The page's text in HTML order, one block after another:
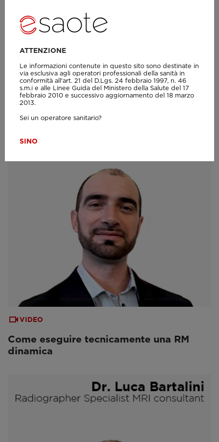
VIDEO
Come la RM degli arti offre valore ai
pazienti e agli ambulatori
VIDEO
Come eseguire tecnicamente una RM
dinamica
ATTENZIONE
Le informazioni contenute in questo sito sono destinate in
via esclusiva agli operatori professionali della sanità in
conformità all'art. 21 del D.Lgs. 24 febbraio 1997, n. 46
s.m.i e alle Linee Guida del Ministero della Salute del 17
febbraio 2010 e successivo aggiornamento del 18 marzo
2013.
Sei un operatore sanitario?
SINO